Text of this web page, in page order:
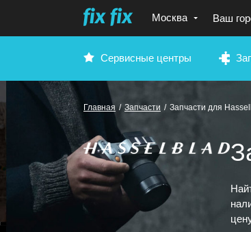
Москва Ваш
Сервисные центры
Главная / Запчасти / Запчасти для